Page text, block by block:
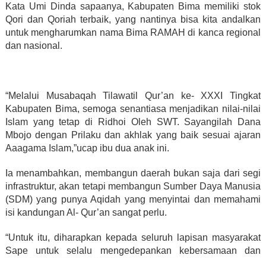
Kata Umi Dinda sapaanya, Kabupaten Bima memiliki stok
Qori dan Qoriah terbaik, yang nantinya bisa kita andalkan
untuk mengharumkan nama Bima RAMAH di kanca regional
dan nasional.
“Melalui Musabaqah Tilawatil Qur’an ke- XXXI Tingkat
Kabupaten Bima, semoga senantiasa menjadikan nilai-nilai
Islam yang tetap di Ridhoi Oleh SWT. Sayangilah Dana
Mbojo dengan Prilaku dan akhlak yang baik sesuai ajaran
Aaagama Islam,”ucap ibu dua anak ini.
Ia menambahkan, membangun daerah bukan saja dari segi
infrastruktur, akan tetapi membangun Sumber Daya Manusia
(SDM) yang punya Aqidah yang menyintai dan memahami
isi kandungan Al- Qur’an sangat perlu.
“Untuk itu, diharapkan kepada seluruh lapisan masyarakat
Sape untuk selalu mengedepankan kebersamaan dan